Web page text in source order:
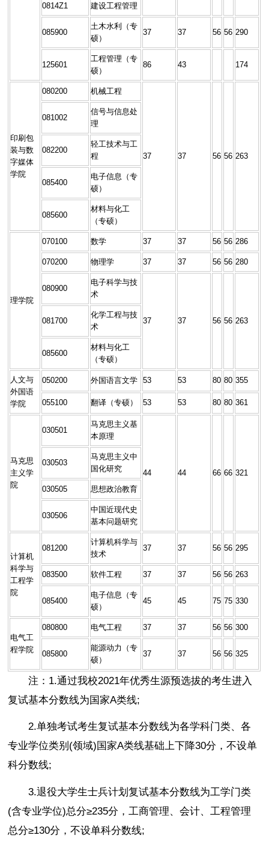
0814Z1 建设工程管理
085900
土木水利（专
硕）
37 37 56 56 290
125601
工程管理（专
硕）
86 43 174
印刷包
装与数
字媒体
学院
080200 机械工程
37 37 56 56 263
081002
信号与信息处
理
082200
轻工技术与工
程
085400
电子信息（专
硕）
085600
材料与化工
（专硕）
理学院
070100 数学 37 37 56 56 286
070200 物理学 37 37 56 56 280
080900
电子科学与技
术
37 37 56 56 263
081700
化学工程与技
术
085600
材料与化工
（专硕）
人文与
外国语
学院
050200 外国语言文学 53 53 80 80 355
055100 翻译（专硕） 53 53 80 80 361
马克思
主义学
院
030501
马克思主义基
本原理
44 44 66 66 321
030503
马克思主义中
国化研究
030505 思想政治教育
030506
中国近现代史
基本问题研究
计算机
科学与
工程学
院
081200
计算机科学与
技术
37 37 56 56 295
083500 软件工程 37 37 56 56 263
085400
电子信息（专
硕）
45 45 75 75 330
电气工
程学院
080800 电气工程 37 37 56 56 300
085800
能源动力（专
硕）
37 37 56 56 325
注：1.通过我校2021年优秀生源预选拔的考生进入
复试基本分数线为国家A类线;
2.单独考试考生复试基本分数线为各学科门类、各
专业学位类别(领域)国家A类线基础上下降30分，不设单
科分数线;
3.退役大学生士兵计划复试基本分数线为工学门类
(含专业学位)总分≥235分，工商管理、会计、工程管理
总分≥130分，不设单科分数线;